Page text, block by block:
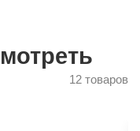
12 товаров